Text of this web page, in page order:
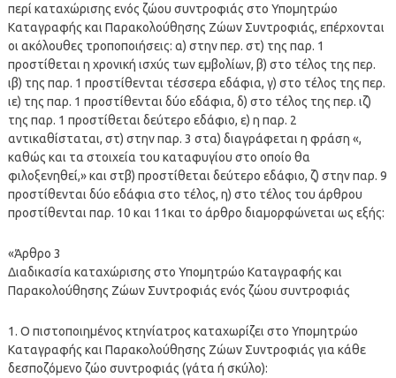
περί καταχώρισης ενός ζώου συντροφιάς στο Υπομητρώο
Καταγραφής και Παρακολούθησης Ζώων Συντροφιάς, επέρχονται
οι ακόλουθες τροποποιήσεις: α) στην περ. στ) της παρ. 1
προστίθεται η χρονική ισχύς των εμβολίων, β) στο τέλος της περ.
ιβ) της παρ. 1 προστίθενται τέσσερα εδάφια, γ) στο τέλος της περ.
ιε) της παρ. 1 προστίθενται δύο εδάφια, δ) στο τέλος της περ. ιζ)
της παρ. 1 προστίθεται δεύτερο εδάφιο, ε) η παρ. 2
αντικαθίσταται, στ) στην παρ. 3 στα) διαγράφεται η φράση «,
καθώς και τα στοιχεία του καταφυγίου στο οποίο θα
φιλοξενηθεί,» και στβ) προστίθεται δεύτερο εδάφιο, ζ) στην παρ. 9
προστίθενται δύο εδάφια στο τέλος, η) στο τέλος του άρθρου
προστίθενται παρ. 10 και 11και το άρθρο διαμορφώνεται ως εξής:
«Άρθρο 3
Διαδικασία καταχώρισης στο Υπομητρώο Καταγραφής και
Παρακολούθησης Ζώων Συντροφιάς ενός ζώου συντροφιάς
1. Ο πιστοποιημένος κτηνίατρος καταχωρίζει στο Υπομητρώο
Καταγραφής και Παρακολούθησης Ζώων Συντροφιάς για κάθε
δεσποζόμενο ζώο συντροφιάς (γάτα ή σκύλο):